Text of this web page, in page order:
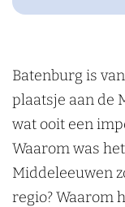
n
g
B
a
t
i
n
g
B
a
i
n
g
:
B
a
Batenburg is
plaatsje aan de
wat ooit een
Waarom was
Middeleeuwen
regio? Waarom